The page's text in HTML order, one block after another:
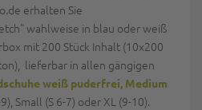
erhalten Sie
wahlweise in blau oder weiß
mit 200 Stück Inhalt (10x200
lieferbar in allen gängigen
weiß puderfrei, Medium
9), Small (S 6-7) oder XL (9-10).